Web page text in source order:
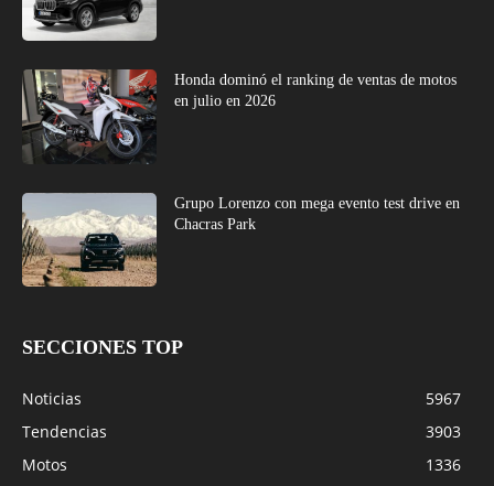
Honda dominó el ranking de ventas de motos
en julio en 2026
Grupo Lorenzo con mega evento test drive en
Chacras Park
SECCIONES TOP
Noticias
5967
Tendencias
3903
Motos
1336